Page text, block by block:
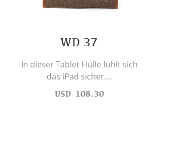
WD 37
In dieser Tablet Hülle fühlt sich
das iPad sicher....
USD 108.30